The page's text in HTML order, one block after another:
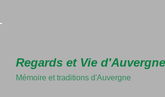
Regards et Vie
Mémoire et traditions d'Auvergne